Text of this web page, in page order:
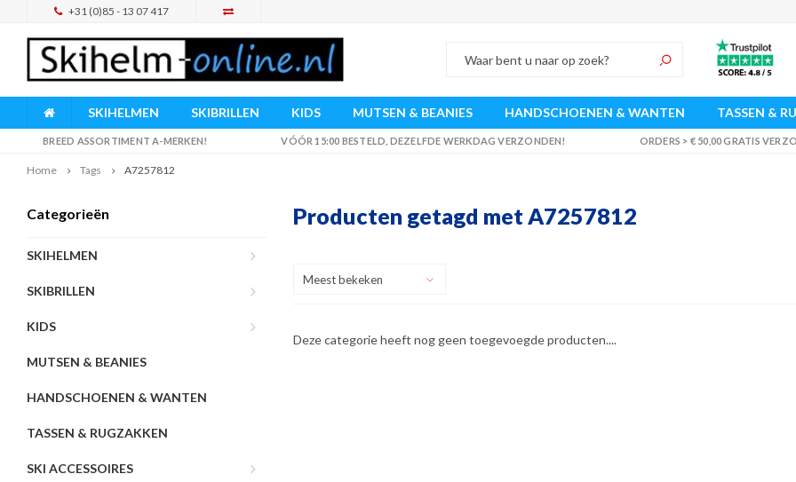
+31 (0)85 - 13 07 417
SKIHELMEN SKIBRILLEN KIDS MUTSEN & BEANIES HANDSCHOENEN & WANTEN TASSEN &
BREED ASSORTIMENT A-MERKEN! VÓÓR 15:00 BESTELD, DEZELFDE WERKDAG VERZONDEN! ORDERS > € 50,00 GRATIS
Home Tags A7257812
Categorieën
SKIHELMEN
SKIBRILLEN
KIDS
MUTSEN & BEANIES
HANDSCHOENEN & WANTEN
TASSEN & RUGZAKKEN
SKI ACCESSOIRES
Producten getagd met A7257812
Meest bekeken
Deze categorie heeft nog geen toegevoegde producten....